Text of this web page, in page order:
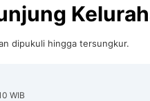
dipukuli hingga tersungkur.
WIB